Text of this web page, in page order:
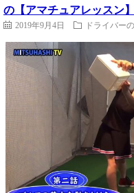
の【アマチュアレッスン】
2019年9月4日 ドライバー